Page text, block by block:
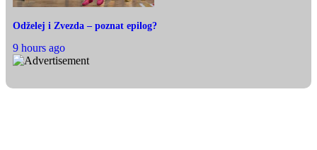
Odželej i Zvezda – poznat epilog?
9 hours ago